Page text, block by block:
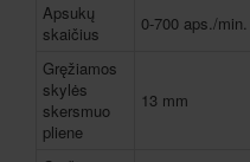
Apsukų
skaičius
0-700 aps./min.
Gręžiamos
skylės
skersmuo
pliene
13 mm